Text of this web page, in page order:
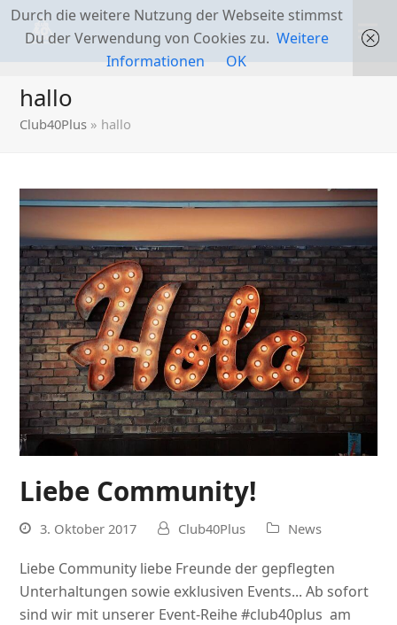
hallo
Club40Plus » hallo
Liebe Community!
3. Oktober 2017 Club40Plus News
Liebe Community liebe Freunde der gepflegten
Unterhaltungen sowie exklusiven Events... Ab sofort
sind wir mit unserer Event-Reihe #club40plus am
Durch die weitere Nutzung der Webseite stimmst
Du der Verwendung von Cookies zu. Weitere
Informationen
OK